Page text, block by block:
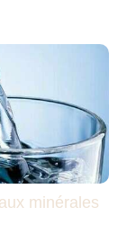
minérales